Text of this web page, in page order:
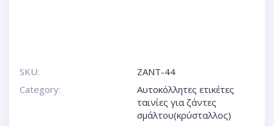
SKU:
ZANT-44
Category:
Αυτοκόλλητες ετικέτες
ταινίες για ζάντες
σμάλτου(κρύσταλλος)